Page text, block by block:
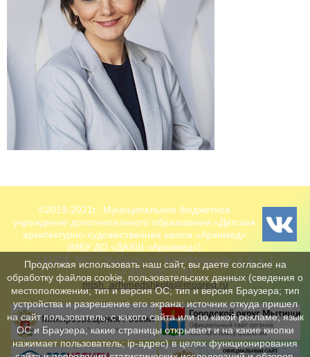
©2019-2021г., Муниципальное бюджетное
учреждение дополнительного образования «Детская
архитектурно-художественная школа «Архимед»
(МБУ ДО «ДАХШ «Архимед»)
141006, МО, г. Мытищи, ул. Белобородова, д. 9, к. 1
+7 495 780 70 31
mtsh_arhimedshkola@mosreg.ru
Продолжая использовать наш сайт, вы даете согласие на
обработку файлов cookie, пользовательских данных (сведения о
местоположении; тип и версия ОС; тип и версия Браузера; тип
устройства и разрешение его экрана; источник откуда пришел
на сайт пользователь; с какого сайта или по какой рекламе; язык
ОС и Браузера; какие страницы открывает и на какие кнопки
нажимает пользователь; ip-адрес) в целях функционирования